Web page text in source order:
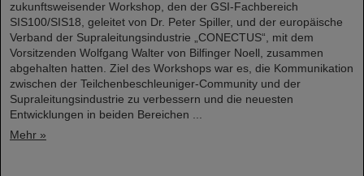
zukunftsweisender Workshop, den der GSI-Fachbereich
SIS100/SIS18, geleitet von Dr. Peter Spiller, und der europäische
Verband der Supraleitungsindustrie „CONECTUS“, mit dem
Vorsitzenden Wolfgang Walter von Bilfinger Noell, zusammen
abgehalten hatten. Ziel des Workshops war es, die Kommunikation
zwischen der Teilchenbeschleuniger-Community und der
Supraleitungsindustrie zu verbessern und die neuesten
Entwicklungen in beiden Bereichen ...
Mehr »